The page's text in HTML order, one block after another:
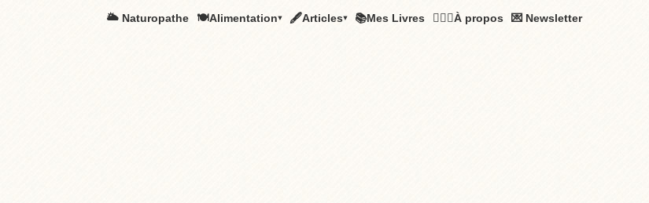
🌥️ Naturopathe 🍽Alimentation▾ 🖋Articles▾ 📚Mes Livres 🧚🏻‍♂️À propos 💌 Newsletter